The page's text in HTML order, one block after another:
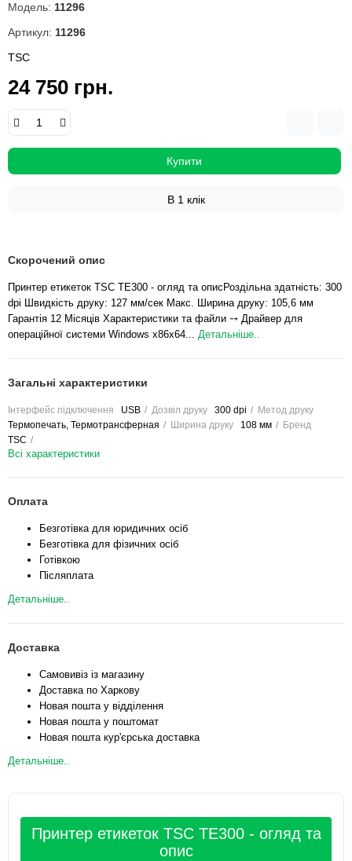
Модель: 11296
Артикул: 11296
TSC
24 750 грн.
Купити
В 1 клік
Скорочений опис
Принтер етикеток TSC TE300 - огляд та описРоздільна здатність: 300
dpi Швидкість друку: 127 мм/сек Макс. Ширина друку: 105,6 мм
Гарантія 12 Місяців Характеристики та файли ⤍ Драйвер для
операційної системи Windows x86x64... Детальніше..
Загальні характеристики
Інтерфейс підключення USB Дозвіл друку 300 dpi
Метод друку
Термопечать, Термотрансферная
Ширина друку 108 мм
Бренд
TSC
Всі характеристики
Оплата
Безготівка для юридичних осіб
Безготівка для фізичних осіб
Готівкою
Післяплата
Детальніше..
Доставка
Самовивіз із магазину
Доставка по Харкову
Новая пошта у відділення
Новая пошта у поштомат
Новая пошта кур'єрська доставка
Детальніше..
Принтер етикеток TSC TE300 - огляд та
опис